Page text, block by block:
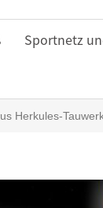
Sportnetz
Herkules-